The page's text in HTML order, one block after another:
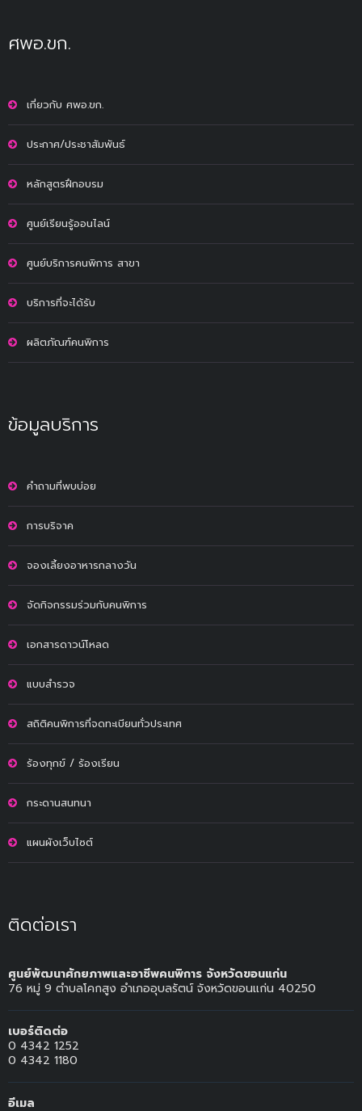
ศพอ.ขก.
เกี่ยวกับ ศพอ.ขก.
ประกาศ/ประชาสัมพันธ์
หลักสูตรฝึกอบรม
ศูนย์เรียนรู้ออนไลน์
ศูนย์บริการคนพิการ สาขา
บริการที่จะได้รับ
ผลิตภัณฑ์คนพิการ
ข้อมูลบริการ
คำถามที่พบบ่อย
การบริจาค
จองเลี้ยงอาหารกลางวัน
จัดกิจกรรมร่วมกับคนพิการ
เอกสารดาวน์โหลด
แบบสำรวจ
สถิติคนพิการที่จดทะเบียนทั่วประเทศ
ร้องทุกข์ / ร้องเรียน
กระดานสนทนา
แผนผังเว็บไซต์
ติดต่อเรา
ศูนย์พัฒนาศักยภาพและอาชีพคนพิการ จังหวัดขอนแก่น
76 หมู่ 9 ตำบลโคกสูง อำเภออุบลรัตน์ จังหวัดขอนแก่น 40250
เบอร์ติดต่อ
0 4342 1252
0 4342 1180
อีเมล